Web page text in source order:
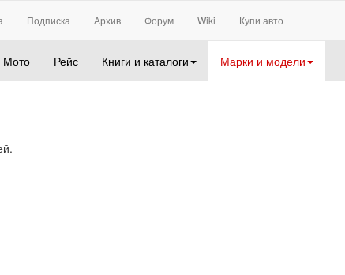
Подписка Архив Форум Wiki Купи авто
Мото Рейс Книги и каталоги Марки и модели